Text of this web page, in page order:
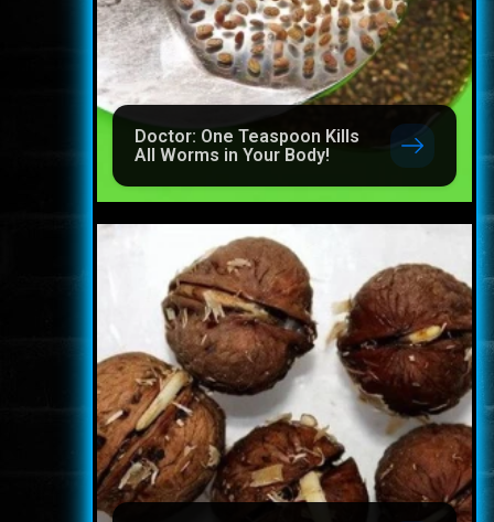
Doctor: One Teaspoon Kills
All Worms in Your Body!